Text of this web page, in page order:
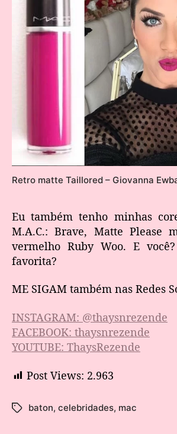
Retro matte Taillored – Giovanna
Eu também tenho minhas
M.A.C.: Brave, Matte Please
vermelho Ruby Woo. E
favorita?
ME SIGAM também nas Redes
INSTAGRAM: @thaysnrezende
FACEBOOK: thaysnrezende
YOUTUBE: ThaysRezende
Post Views: 2.963
baton, celebridades, mac